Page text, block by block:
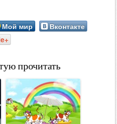
Мой мир
Вконтакте
прочитать